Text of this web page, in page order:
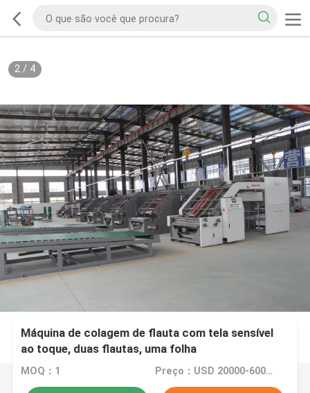
2/ 4
Máquina de colagem de flauta com tela sensível
ao toque, duas flautas, uma folha
MOQ：1 Preço：USD 20000-60000/SET